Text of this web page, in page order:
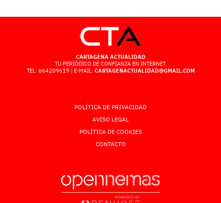
CARTAGENA ACTUALIDAD
TU PERIÓDICO DE CONFIANZA EN INTERNET.
TEL: 664209619 | E-MAIL: CARTAGENACTUALIDAD@GMAIL.COM
POLÍTICA DE PRIVACIDAD
AVISO LEGAL
POLÍTICA DE COOKIES
CONTACTO